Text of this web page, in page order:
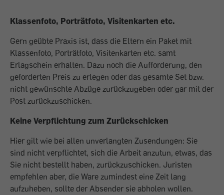
Klassenfoto, Porträtfoto, Visitenkarten etc.
Gern geübte Praxis ist, dass die Eltern ein Paket mit
Klassenfoto, Porträtfoto, Visitenkarten etc. samt
Erlagschein erhalten. Dazu noch die Aufforderung, den
geforderten Preis zu erlegen oder das gesamte Set bzw.
nicht gewünschte Abzüge zurückzugeben oder gar mit der
Post zurückzuschicken.
Keine Verpflichtung zum Zurückschicken
Hier gilt wie bei allen unverlangten Zusendungen: Sie
sind nicht verpflichtet, sich die Arbeit anzutun, etwas, das
Sie nicht bestellt haben, zurückzuschicken. Juristen
empfehlen aber, die Ware zumindest eine Zeit lang
aufzuheben, sollte der Absender sie abholen wollen.